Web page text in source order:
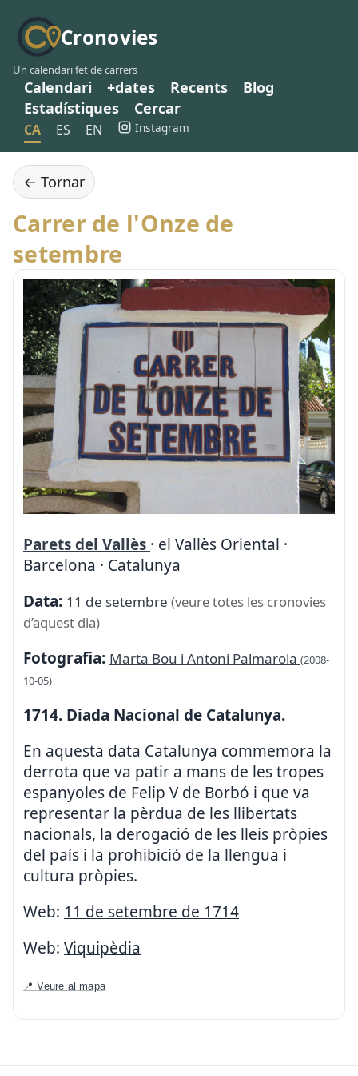
Cronovies
Un calendari fet de carrers
Calendari +dates Recents
Blog
Estadístiques
Cercar
CA ES EN Instagram
← Tornar
Carrer de l'Onze de
setembre
Parets del Vallès · el Vallès Oriental ·
Barcelona · Catalunya
Data: 11 de setembre (veure totes les cronovies
d’aquest dia)
Fotografia: Marta Bou i Antoni Palmarola (2008-
10-05)
1714. Diada Nacional de Catalunya.
En aquesta data Catalunya commemora la
derrota que va patir a mans de les tropes
espanyoles de Felip V de Borbó i que va
representar la pèrdua de les llibertats
nacionals, la derogació de les lleis pròpies
del país i la prohibició de la llengua i
cultura pròpies.
Web: 11 de setembre de 1714
Web: Viquipèdia
📍 Veure al mapa